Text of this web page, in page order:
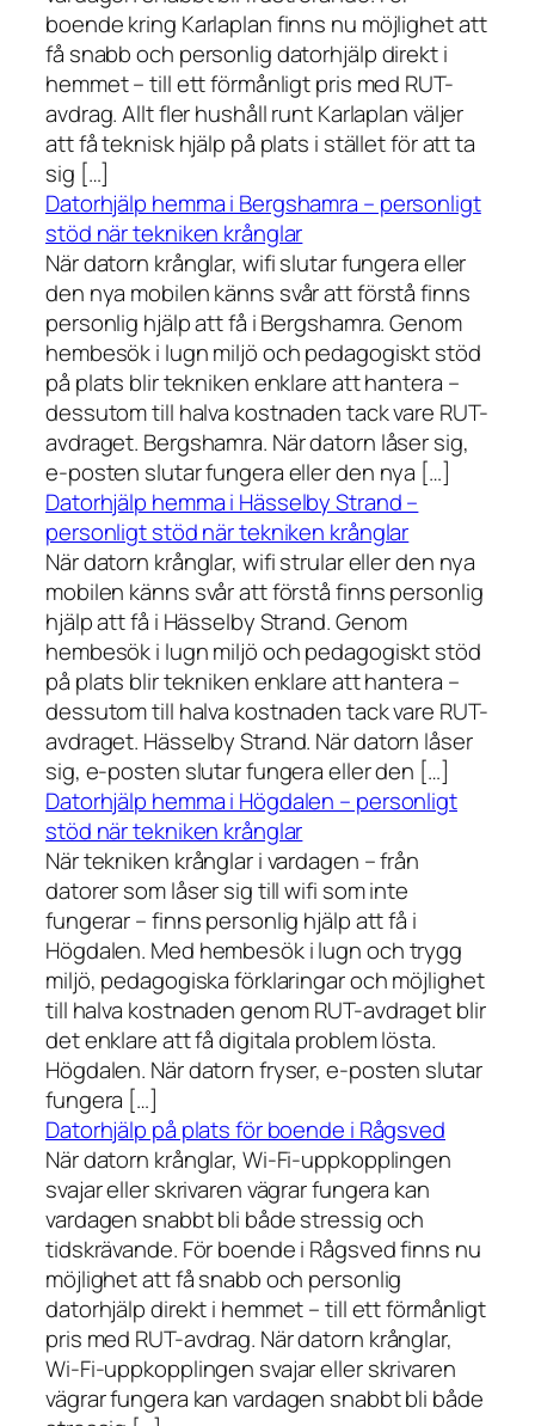
boende kring Karlaplan finns nu möjlighet att
få snabb och personlig datorhjälp direkt i
hemmet – till ett förmånligt pris med RUT-
avdrag. Allt fler hushåll runt Karlaplan väljer
att få teknisk hjälp på plats i stället för att ta
sig […]
Datorhjälp hemma i Bergshamra – personligt
stöd när tekniken krånglar
När datorn krånglar, wifi slutar fungera eller
den nya mobilen känns svår att förstå finns
personlig hjälp att få i Bergshamra. Genom
hembesök i lugn miljö och pedagogiskt stöd
på plats blir tekniken enklare att hantera –
dessutom till halva kostnaden tack vare RUT-
avdraget. Bergshamra. När datorn låser sig,
e-posten slutar fungera eller den nya […]
Datorhjälp hemma i Hässelby Strand –
personligt stöd när tekniken krånglar
När datorn krånglar, wifi strular eller den nya
mobilen känns svår att förstå finns personlig
hjälp att få i Hässelby Strand. Genom
hembesök i lugn miljö och pedagogiskt stöd
på plats blir tekniken enklare att hantera –
dessutom till halva kostnaden tack vare RUT-
avdraget. Hässelby Strand. När datorn låser
sig, e-posten slutar fungera eller den […]
Datorhjälp hemma i Högdalen – personligt
stöd när tekniken krånglar
När tekniken krånglar i vardagen – från
datorer som låser sig till wifi som inte
fungerar – finns personlig hjälp att få i
Högdalen. Med hembesök i lugn och trygg
miljö, pedagogiska förklaringar och möjlighet
till halva kostnaden genom RUT-avdraget blir
det enklare att få digitala problem lösta.
Högdalen. När datorn fryser, e-posten slutar
fungera […]
Datorhjälp på plats för boende i Rågsved
När datorn krånglar, Wi-Fi-uppkopplingen
svajar eller skrivaren vägrar fungera kan
vardagen snabbt bli både stressig och
tidskrävande. För boende i Rågsved finns nu
möjlighet att få snabb och personlig
datorhjälp direkt i hemmet – till ett förmånligt
pris med RUT-avdrag. När datorn krånglar,
Wi-Fi-uppkopplingen svajar eller skrivaren
vägrar fungera kan vardagen snabbt bli både